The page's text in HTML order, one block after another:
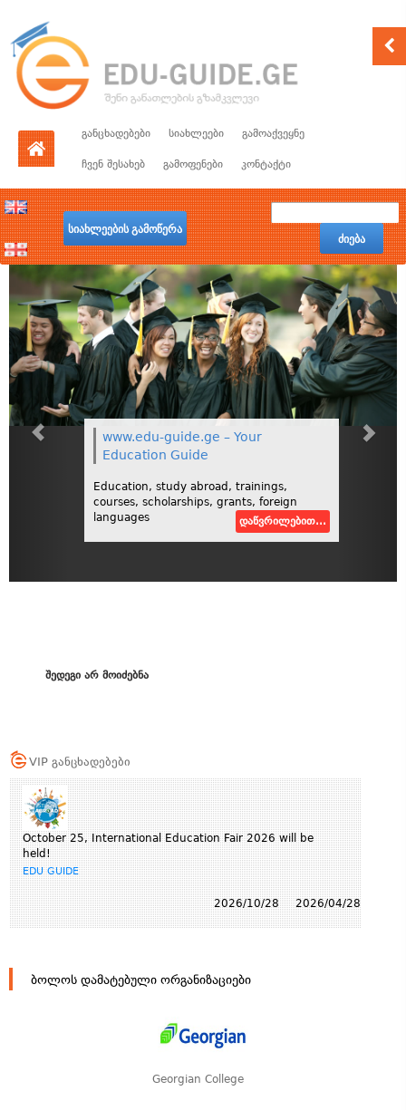
განცხადებები სიახლეები გამოაქვეყნე
ჩვენ შესახებ გამოფენები კონტაქტი
სიახლეების გამოწერა
ძიება
www.edu-guide.ge – Your
Education Guide
Education, study abroad, trainings,
courses, scholarships, grants, foreign
languages
დაწვრილებით...
შედეგი არ მოიძებნა
VIP განცხადებები
October 25, International Education Fair 2026 will be
held!
EDU GUIDE
2026/04/28
2026/10/28
ბოლოს დამატებული ორგანიზაციები
Georgian College